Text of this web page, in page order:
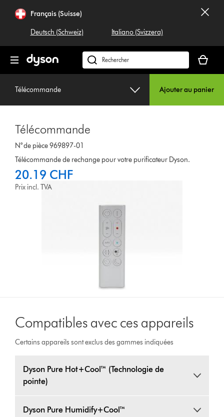
Français (Suisse)
Deutsch (Schweiz) Italiano (Svizzera)
Rechercher
dyson.ch
panier
est
Télécommande Ajouter au panier
Télécommande
N° de pièce 969897-01
Télécommande de rechange pour votre purificateur Dyson.
20.19 CHF
Prix incl. TVA
Compatibles avec ces appareils
Certains appareils sont exclus des gammes indiquées
Dyson Pure Hot+Cool™ (Technologie de
pointe)
Dyson Pure Humidify+Cool™